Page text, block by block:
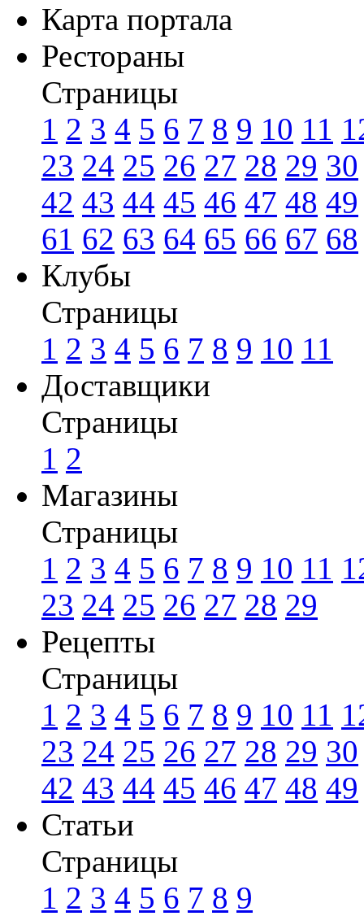
Карта портала
Рестораны
Страницы
1 2 3 4 5 6 7 8 9 10 11
23 24 25 26 27 28 29 30
42 43 44 45 46 47 48 49
61 62 63 64 65 66 67 68
Клубы
Страницы
1 2 3 4 5 6 7 8 9 10 11
Доставщики
Страницы
1 2
Магазины
Страницы
1 2 3 4 5 6 7 8 9 10 11
23 24 25 26 27 28 29
Рецепты
Страницы
1 2 3 4 5 6 7 8 9 10 11
23 24 25 26 27 28 29 30
42 43 44 45 46 47 48 49
Статьи
Страницы
1 2 3 4 5 6 7 8 9